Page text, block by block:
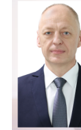
работа
символы
5 лет